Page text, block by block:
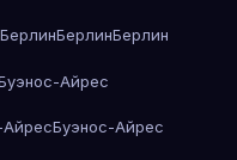
БерлинБерлинБерлин
Айрес
АйресБуэнос-Айрес